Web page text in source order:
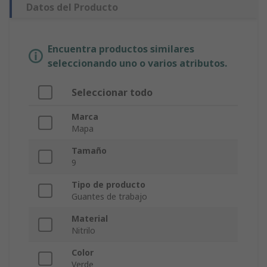
Datos del Producto
Encuentra productos similares
seleccionando uno o varios atributos.
Seleccionar todo
Marca
Mapa
Tamaño
9
Tipo de producto
Guantes de trabajo
Material
Nitrilo
Color
Verde